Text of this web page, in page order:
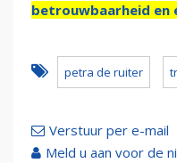
betrouwbaarheid en
petra de ruiter
Verstuur per e-mail
Meld u aan voor de